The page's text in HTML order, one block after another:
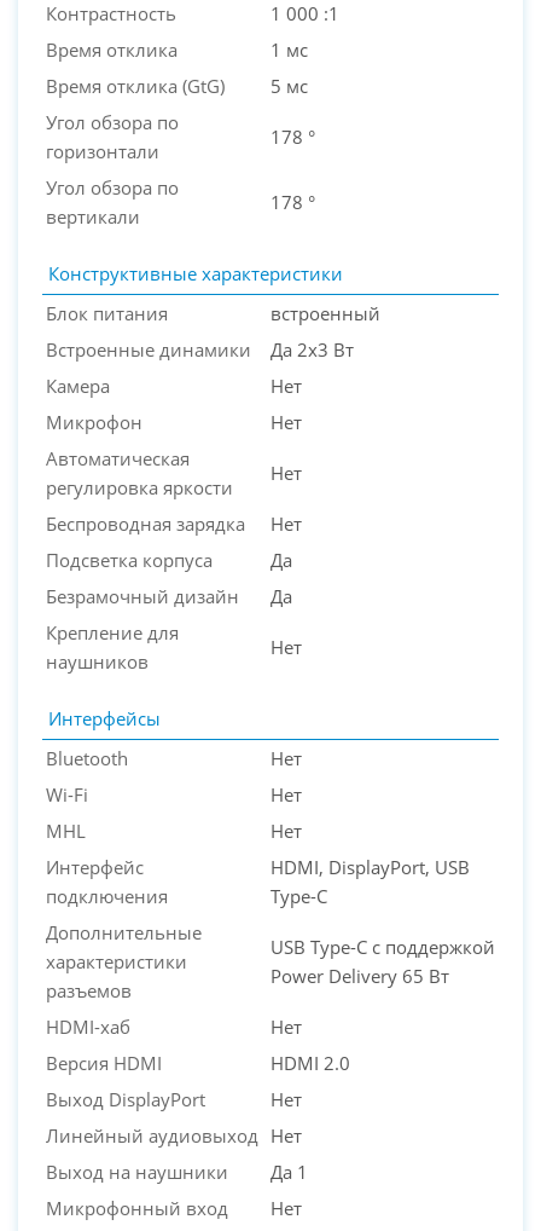
Контрастность
1 000 :1
Время отклика
1 мс
Время отклика (GtG)
5 мс
Угол обзора по
горизонтали
178 °
Угол обзора по
вертикали
178 °
Конструктивные характеристики
Блок питания
встроенный
Встроенные динамики
Да 2х3 Вт
Камера
Нет
Микрофон
Нет
Автоматическая
регулировка яркости
Нет
Беспроводная зарядка
Нет
Подсветка корпуса
Да
Безрамочный дизайн
Да
Крепление для
наушников
Нет
Интерфейсы
Bluetooth
Нет
Wi-Fi
Нет
MHL
Нет
Интерфейс
подключения
HDMI, DisplayPort, USB
Type-C
Дополнительные
характеристики
разъемов
USB Type-C с поддержкой
Power Delivery 65 Вт
HDMI-хаб
Нет
Версия HDMI
HDMI 2.0
Выход DisplayPort
Нет
Линейный аудиовыход Нет
Выход на наушники
Да 1
Микрофонный вход
Нет